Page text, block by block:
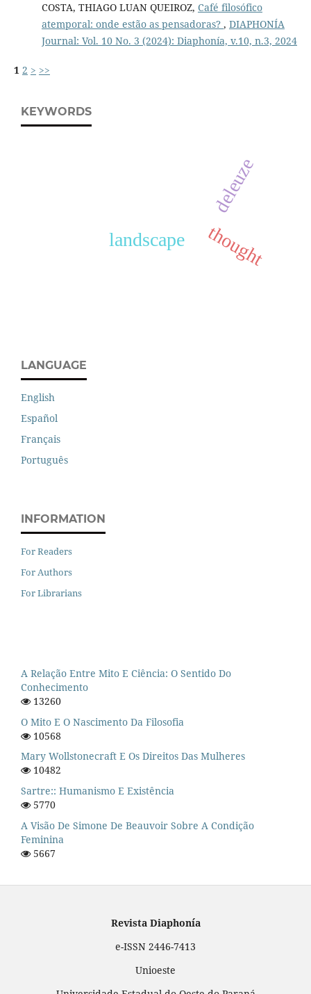
COSTA, THIAGO LUAN QUEIROZ, Café filosófico
atemporal: onde estão as pensadoras? , DIAPHONÍA
Journal: Vol. 10 No. 3 (2024): Diaphonía, v.10, n.3, 2024
1 2 > >>
KEYWORDS
deleuze
landscape thought
LANGUAGE
English
Español
Français
Português
INFORMATION
For Readers
For Authors
For Librarians
A Relação Entre Mito E Ciência: O Sentido Do
Conhecimento
13260
O Mito E O Nascimento Da Filosofia
10568
Mary Wollstonecraft E Os Direitos Das Mulheres
10482
Sartre:: Humanismo E Existência
5770
A Visão De Simone De Beauvoir Sobre A Condição
Feminina
5667
Revista Diaphonía
e-ISSN 2446-7413
Unioeste